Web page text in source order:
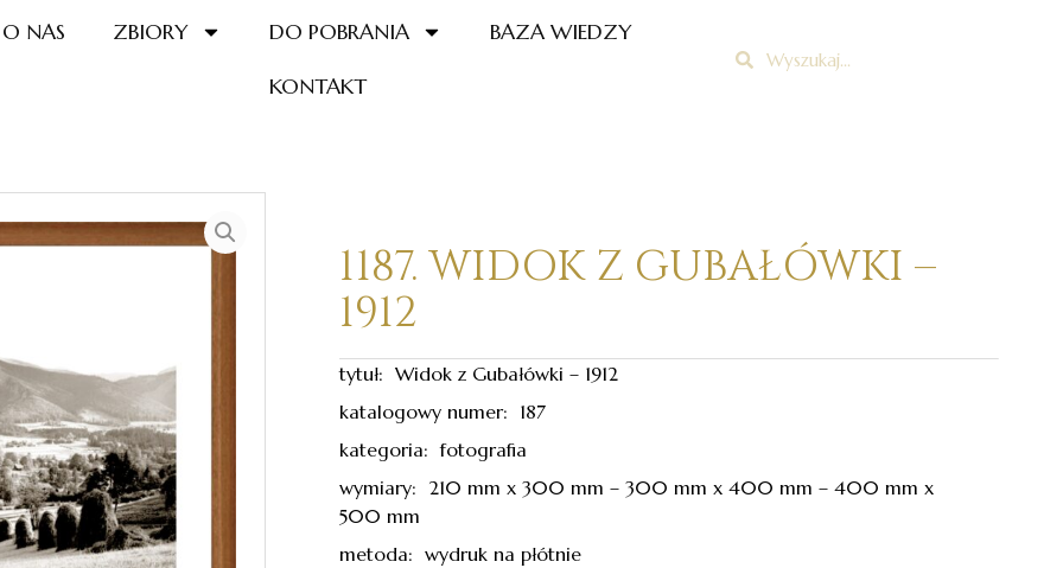
O NAS ZBIORY DO POBRANIA
BAZA WIEDZY
KONTAKT
SzukajSzukaj
1187. WIDOK Z GUBAŁÓWKI –
1912
tytuł: Widok z Gubałówki – 1912
katalogowy numer: 187
kategoria: fotografia
wymiary: 210 mm x 300 mm – 300 mm x 400 mm – 400 mm x
500 mm
metoda: wydruk na płótnie